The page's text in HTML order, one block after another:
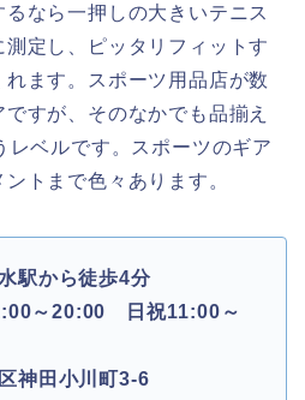
なら一押しの大きいテニス
定し、ピッタリフィットす
ます。スポーツ用品店が数
すが、そのなかでも品揃え
レベルです。スポーツのギア
トまで色々あります。
駅から徒歩4分
～20:00 日祝11:00～
神田小川町3-6